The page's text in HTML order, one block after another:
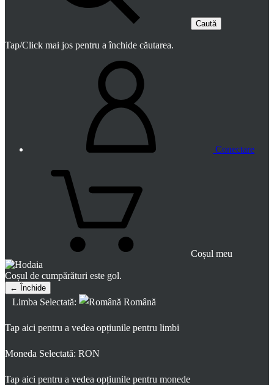
Caută
Tap/Click mai jos pentru a închide căutarea.
Conectare
Coșul meu
Coșul de cumpărături este gol.
← Închide
Limba Selectată: Română
Tap aici pentru a vedea opțiunile pentru limbi
Moneda Selectată: RON
Tap aici pentru a vedea opțiunile pentru monede